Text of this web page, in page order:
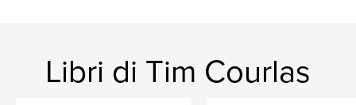
Libri di Tim Courlas